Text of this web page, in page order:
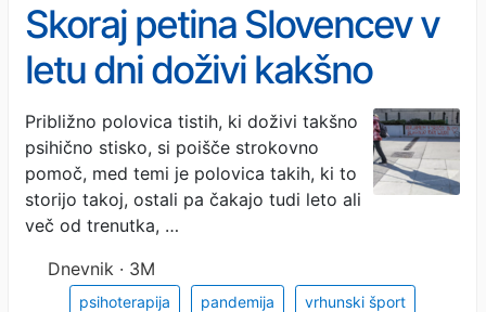
Skoraj petina Slovencev v
letu dni doživi kakšno
psihično stisko
Približno polovica tistih, ki doživi takšno
psihično stisko, si poišče strokovno
pomoč, med temi je polovica takih, ki to
storijo takoj, ostali pa čakajo tudi leto ali
več od trenutka, …
Dnevnik · 3M
psihoterapija pandemija vrhunski šport